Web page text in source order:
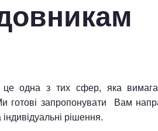
це одна з тих сфер, яка
готові запропонувати Вам
індивідуальні рішення.